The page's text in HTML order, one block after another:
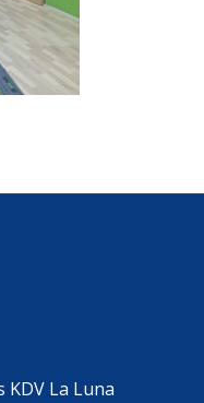
La Luna